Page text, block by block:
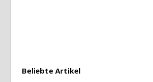
Beliebte Artikel